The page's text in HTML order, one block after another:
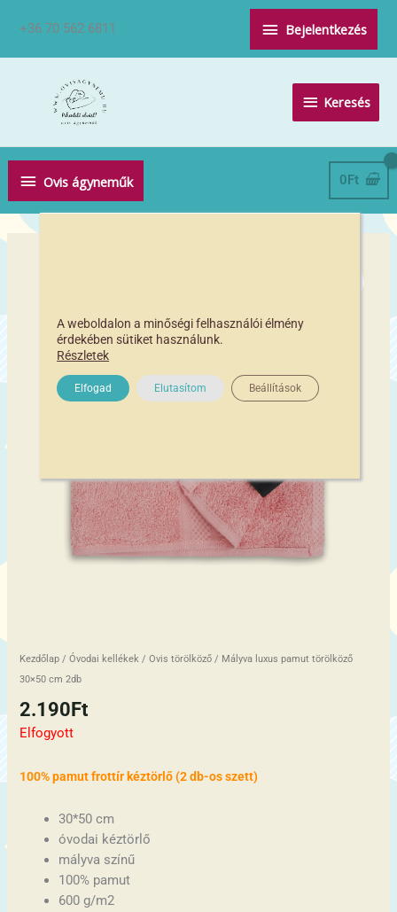
+36 70 562 6811
Above
Header
Bejelentkezés
Keresés
Keresés
Below
Header
Ovis ágyneműk 0Ft
Kezdőlap /Óvodai kellékek /Ovis törölköző / Mályva luxus pamut törölköző
30×50 cm 2db
2.190Ft
Elfogyott
100% pamut frottír kéztörlő (2 db-os szett)
30*50 cm
óvodai kéztörlő
mályva színű
100% pamut
600 g/m2
A weboldalon a minőségi felhasználói élmény
érdekében sütiket használunk.
Részletek
Elfogad Elutasítom Beállítások